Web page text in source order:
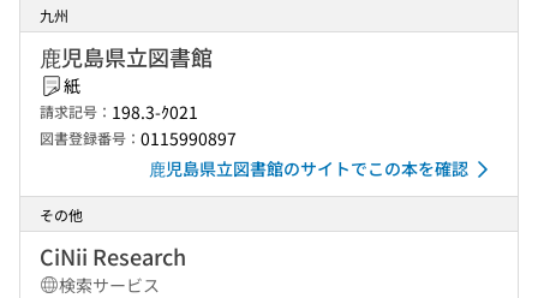
九州
鹿児島県立図書館
紙
請求記号： 198.3-ｸ021
図書登録番号： 0115990897
鹿児島県立図書館のサイトでこの本を確認
その他
CiNii Research
検索サービス